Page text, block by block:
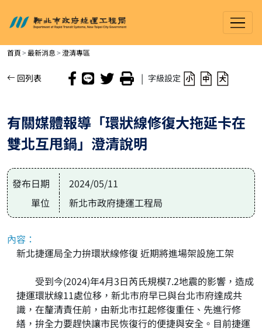
進入內容區塊
新北市政府捷運工程局
首頁 最新消息 澄清專區
| 字級設定
回列表
有關媒體報導「環狀線修復大拖延卡在
雙北互甩鍋」澄清說明
發布日期
2024/05/11
單位
新北市政府捷運工程局
內容：
新北捷運局全力拚環狀線修復 近期將進場架設施工架
受到今(2024)年4月3日芮氏規模7.2地震的影響，造成
捷運環狀線11處位移，新北市府早已與台北市府達成共
識，在釐清責任前，由新北市扛起修復重任、先進行修
繕，拚全力要趕快讓市民恢復行的便捷與安全。目前捷運